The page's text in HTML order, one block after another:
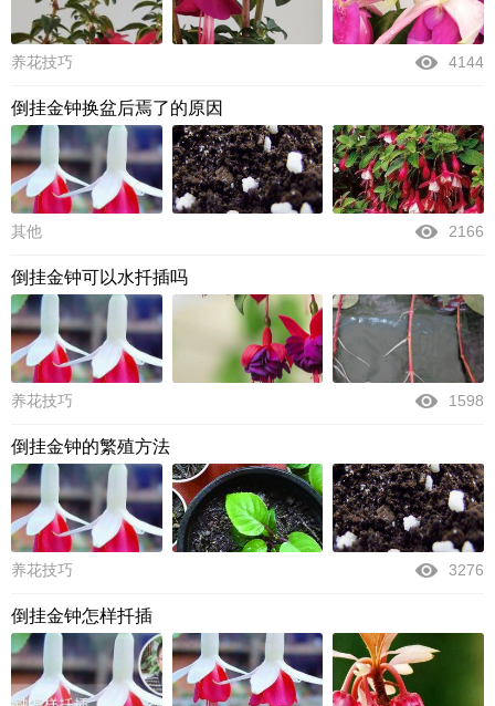
养花技巧 4144
倒挂金钟换盆后焉了的原因
其他 2166
倒挂金钟可以水扦插吗
养花技巧 1598
倒挂金钟的繁殖方法
养花技巧 3276
倒挂金钟怎样扦插